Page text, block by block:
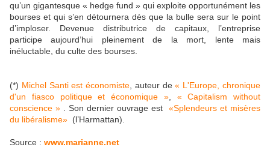
qu’un gigantesque « hedge fund » qui exploite opportunément les
bourses et qui s’en détournera dès que la bulle sera sur le point
d’imploser. Devenue distributrice de capitaux, l’entreprise
participe aujourd’hui pleinement de la mort, lente mais
inéluctable, du culte des bourses.
(*) Michel Santi est économiste, auteur de« L'Europe, chronique
d'un fiasco politique et économique », « Capitalism without
conscience » . Son dernier ouvrage est «Splendeurs et misères
du libéralisme» (l’Harmattan).
Source : www.marianne.net